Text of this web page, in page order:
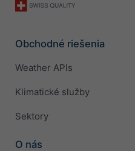
Obchodné riešenia
Weather APIs
Klimatické služby
Sektory
O nás